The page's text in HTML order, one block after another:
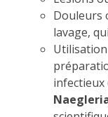
Douleurs
lavage,
infectieux